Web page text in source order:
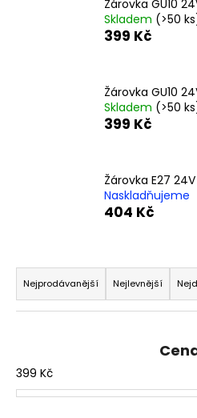
Žárovka GU10
Skladem (>50
399 Kč
Žárovka GU10
Skladem (>50
399 Kč
Žárovka E27
Naskladňujeme
404 Kč
Ř
a
z
í
p
Nejprodávanější Nejlevnější
399 Kč